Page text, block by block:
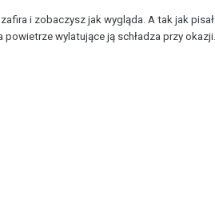
i zobaczysz jak wygląda. A tak jak
wylatujące ją schładza przy okazji.